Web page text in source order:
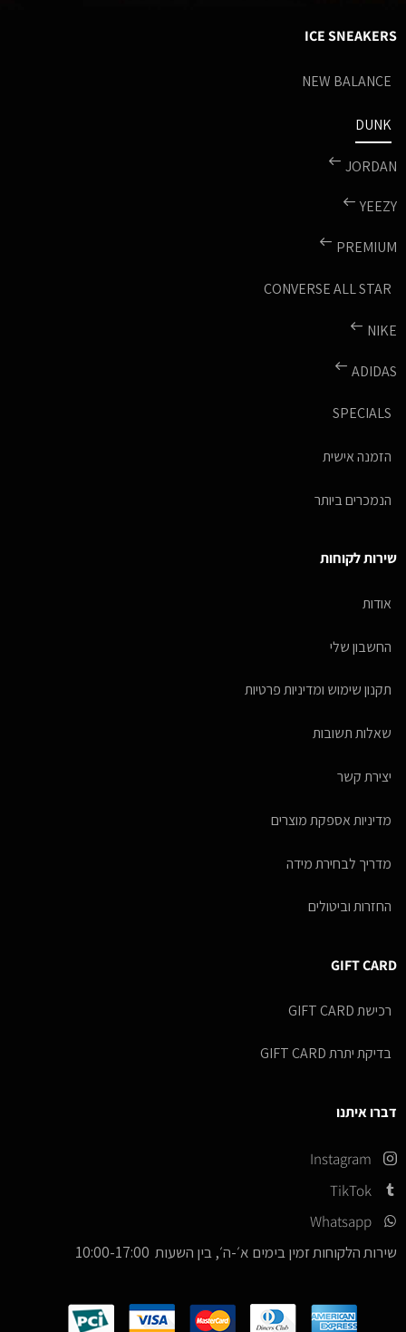
ICE SNEAKERS
NEW BALANCE
DUNK
JORDAN
YEEZY
PREMIUM
CONVERSE ALL STAR
NIKE
ADIDAS
SPECIALS
הזמנה אישית
הנמכרים ביותר
שירות לקוחות
אודות
החשבון שלי
תקנון שימוש ומדיניות פרטיות
שאלות תשובות
יצירת קשר
מדיניות אספקת מוצרים
מדריך לבחירת מידה
החזרות וביטולים
GIFT CARD
רכישת GIFT CARD
בדיקת יתרת GIFT CARD
דברו איתנו
Instagram
TikTok
Whatsapp
שירות הלקוחות זמין בימים א׳-ה׳, בין השעות 10:00-17:00